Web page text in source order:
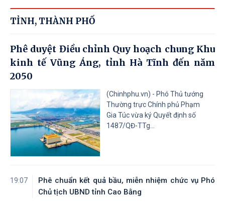
TỈNH, THÀNH PHỐ
Phê duyệt Điều chỉnh Quy hoạch chung Khu
kinh tế Vũng Áng, tỉnh Hà Tĩnh đến năm
2050
(Chinhphu.vn) - Phó Thủ tướng
Thường trực Chính phủ Phạm
Gia Túc vừa ký Quyết định số
1487/QĐ-TTg...
19:07
Phê chuẩn kết quả bầu, miễn nhiệm chức vụ Phó
Chủ tịch UBND tỉnh Cao Bằng